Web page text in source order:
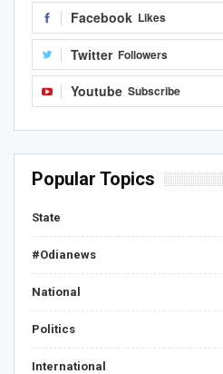
Facebook Likes
Twitter Followers
Youtube Subscribe
Popular Topics
State
#Odianews
National
Politics
International